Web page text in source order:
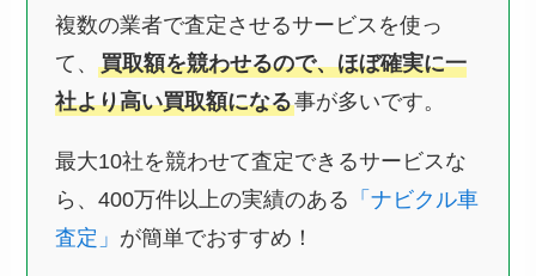
複数の業者で査定させるサービスを使っ
て、 買取額を競わせるので、ほぼ確実に一
社より高い買取額になる事が多いです。
最大10社を競わせて査定できるサービスな
ら、400万件以上の実績のある 「ナビクル車
査定」 が簡単でおすすめ！